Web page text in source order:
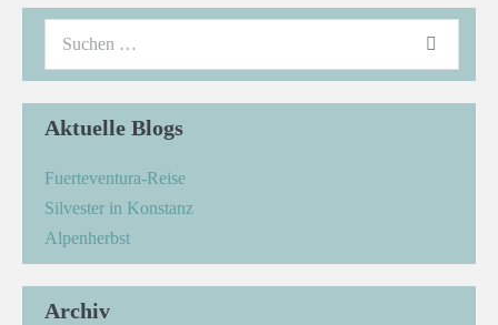
Aktuelle Blogs
Fuerteventura-Reise
Silvester in Konstanz
Alpenherbst
Archiv